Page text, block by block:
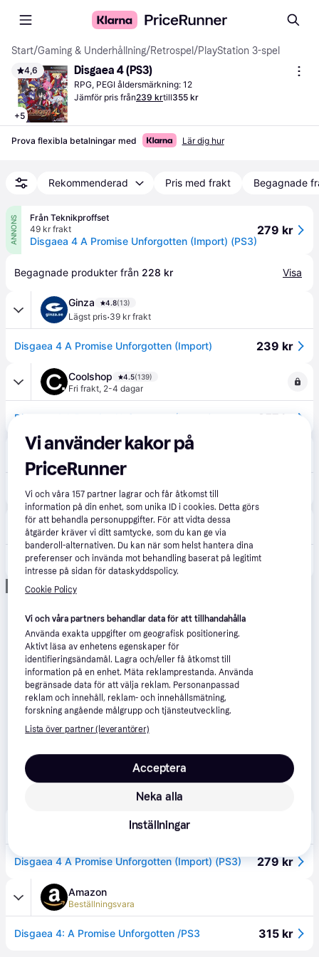
Start/Gaming & Underhållning/Retrospel /PlayStation 3-spel
4,6
+5
Disgaea 4 (PS3)
RPG, PEGI åldersmärkning: 12
Jämför pris från239 krtill355 kr
Prova flexibla betalningar med Lär dig hur
Rekommenderad Pris med frakt Begagnade
ANNONS
Från Teknikproffset
49 kr frakt
Disgaea 4 A Promise Unforgotten (Import) (PS3)
279 kr
Begagnade produkter från 228 kr Visa
Ginza 4.8(13)
Lägst pris·39 kr frakt
Disgaea 4 A Promise Unforgotten (Import) 239 kr
Coolshop 4.5(139)
Fri frakt, 2-4 dagar
Disgaea 4 A Promise Unforgotten (Import) 257 kr
Spelbutiken
Fri frakt
Disgaea 4 A Promise Unforgotten (Import)
Proshop.se 4.5(589)
49 kr frakt,9-10 dagar
Disgaea 4: A Promise Unforgotten - Sony PlayStation 3 - RPG269 kr
Annons
Teknikproffset
Disgaea 4 A Promise Unforgotten (Import) (PS3) 279 kr
Amazon
Beställningsvara
Disgaea 4: A Promise Unforgotten /PS3 315 kr
Vi använder kakor på
PriceRunner
Vi och våra157 partner lagrar och får åtkomst till
information på din enhet, som unika ID i cookies. Detta görs
för att behandla personuppgifter. För att vidta dessa
åtgärder kräver vi ditt samtycke, som du kan ge via
banderoll-alternativen. Du kan när som helst hantera dina
preferenser och invända mot behandling baserat på legitimt
intresse på sidan för dataskyddspolicy.
Cookie Policy
Vi och våra partners behandlar data för att tillhandahålla
Använda exakta uppgifter om geografisk positionering.
Aktivt läsa av enhetens egenskaper för
identifieringsändamål. Lagra och/eller få åtkomst till
information på en enhet. Mäta reklamprestanda. Använda
begränsade data för att välja reklam. Personanpassad
reklam och innehåll, reklam- och innehållsmätning,
forskning angående målgrupp och tjänsteutveckling.
Lista över partner (leverantörer)
Neka alla
Acceptera
Inställningar